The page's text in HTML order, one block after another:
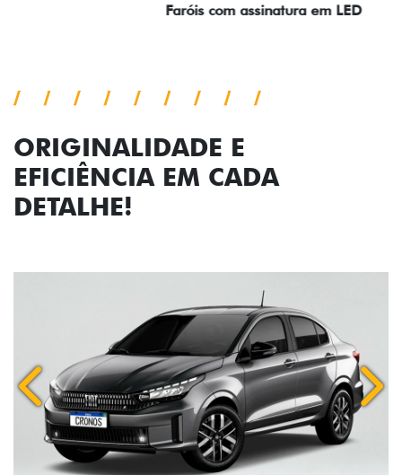
Faróis com assinatura em LED
ORIGINALIDADE E
EFICIÊNCIA EM CADA
DETALHE!
Anterior